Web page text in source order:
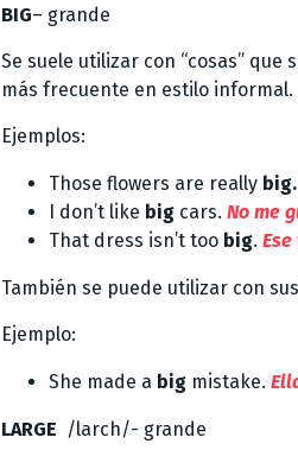
BIG– grande
Se suele utilizar con “cosas”
más frecuente en estilo informal.
Ejemplos:
Those flowers are really big.
I don’t like big cars. No me
That dress isn’t too big.
También se puede utilizar con
Ejemplo:
She made a big mistake.
LARGE /larch/- grande